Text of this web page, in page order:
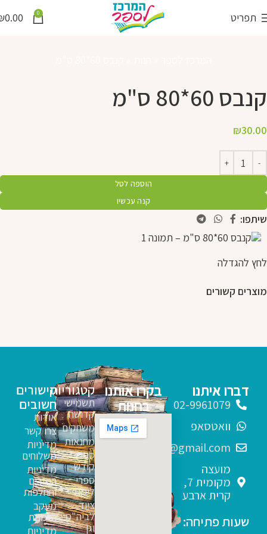
תפריט 0
0.00
קנבס 60*80 ס"מ
₪30.00
הוספה לסל
קנה עכשיו
שיתפו:
לחץ להגדלה
מוצרים קשורים
קטגוריות
תשמישי
קדושה
משחקים
מחנאות
ספרי
קודש
ספרי
לימוד
ציוד
לביה"ס
וגן
קישורים
חשובים
אודות
צרו קשר
מדיניות
משלוחים
מדיניות
החזרים
והחלפות
מעקב
הזמנות
מדיניות
דברו איתנו
02-9961079
וואטסאפ
sfarim.k4@gmail.com
מועצה
מקומית 7,
קרית ארבע
שעות פתיחה:
בקרו אותנו
בחנות